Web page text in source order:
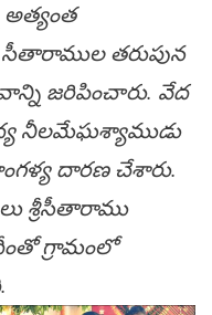
త‌రుపున
జ‌రిపించారు. వేద
నీల‌మేఘ‌శ్యాముడు
దార‌ణ చేశారు.
శ్రీ‌సీతారాము
గ్రామంలో